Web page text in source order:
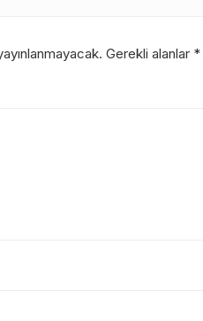
Gerekli alanlar *